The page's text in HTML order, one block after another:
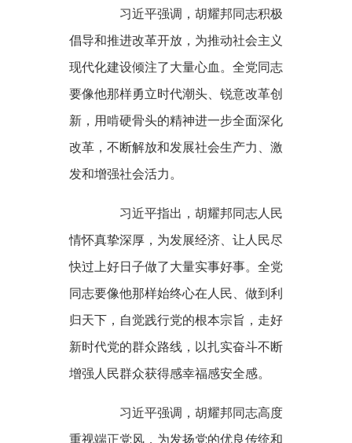
习近平强调，胡耀邦同志积极
倡导和推进改革开放，为推动社会主义
现代化建设倾注了大量心血。全党同志
要像他那样勇立时代潮头、锐意改革创
新，用啃硬骨头的精神进一步全面深化
改革，不断解放和发展社会生产力、激
发和增强社会活力。
习近平指出，胡耀邦同志人民
情怀真挚深厚，为发展经济、让人民尽
快过上好日子做了大量实事好事。全党
同志要像他那样始终心在人民、做到利
归天下，自觉践行党的根本宗旨，走好
新时代党的群众路线，以扎实奋斗不断
增强人民群众获得感幸福感安全感。
习近平强调，胡耀邦同志高度
重视端正党风，为发扬党的优良传统和